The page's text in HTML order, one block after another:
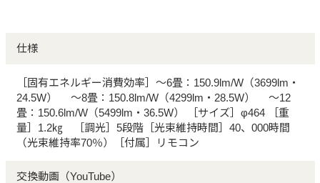
仕様
［固有エネルギー消費効率］～6畳：150.9lm/W（3699lm・
24.5W） ～8畳：150.8lm/W（4299lm・28.5W） ～12
畳：150.6lm/W（5499lm・36.5W） ［サイズ］φ464 ［重
量］1.2㎏ ［調光］5段階［光束維持時間］40、000時間
（光束維持率70％）［付属］リモコン
交換動画（YouTube）